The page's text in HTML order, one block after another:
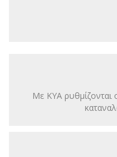
Με ΚΥΑ ρυθμίζονται